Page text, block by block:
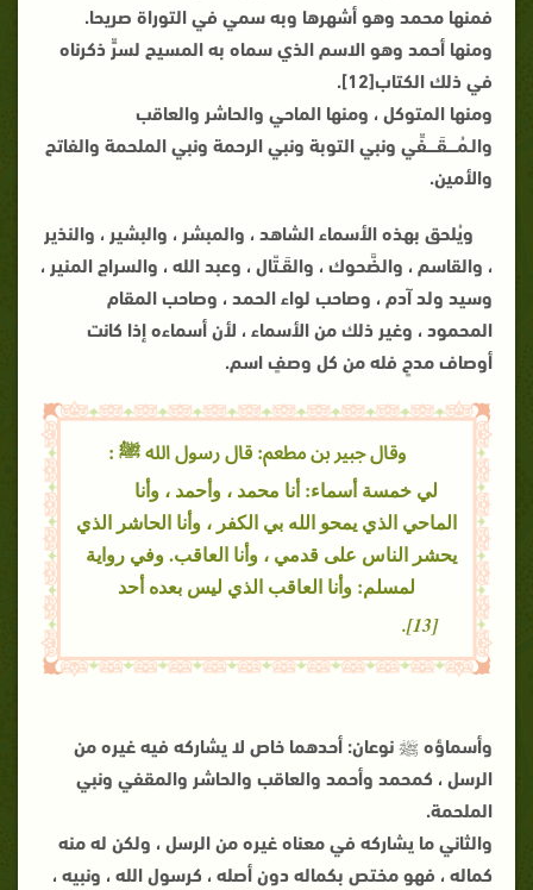
فمنها محمد وهو أشهرها وبه سمي في التوراة صريحا.
ومنها أحمد وهو الاسم الذي سماه به المسيح لسرٍّ ذكرناه
في ذلك الكتاب[12].
ومنها المتوكل ، ومنها الماحي والحاشر والعاقب
والـمُــــقَــــفِّي ونبي التوبة ونبي الرحمة ونبي الملحمة والفاتح
والأمين.
ويُلحق بهذه الأسماء الشاهد ، والمبشر ، والبشير ، والنذير
، والقاسم ، والضَّحوك ، والقَـتّال ، وعبد الله ، والسراج المنير ،
وسيد ولد آدم ، وصاحب لواء الحمد ، وصاحب المقام
المحمود ، وغير ذلك من الأسماء ، لأن أسماءه إذا كانت
أوصاف مدحٍ فله من كل وصفٍ اسم.
وقال جبير بن مطعم: قال رسول الله ﷺ :
لي خمسة أسماء: أنا محمد ، وأحمد ، وأنا
الماحي الذي يمحو الله بي الكفر ، وأنا الحاشر الذي
يحشر الناس على قدمي ، وأنا العاقب. وفي رواية
لمسلم: وأنا العاقب الذي ليس بعده أحد
[13].
وأسماؤه ﷺ نوعان: أحدهما خاص لا يشاركه فيه غيره من
الرسل ، كمحمد وأحمد والعاقب والحاشر والمقفي ونبي
الملحمة.
والثاني ما يشاركه في معناه غيره من الرسل ، ولكن له منه
كماله ، فهو مختص بكماله دون أصله ، كرسول الله ، ونبيه ،